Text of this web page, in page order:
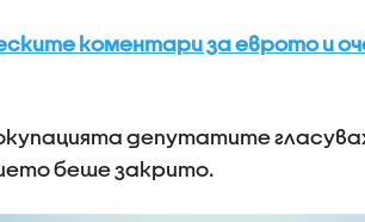
коментари за еврото и
депутатите
беше закрито.